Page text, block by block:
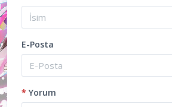
E-Posta
* Yorum